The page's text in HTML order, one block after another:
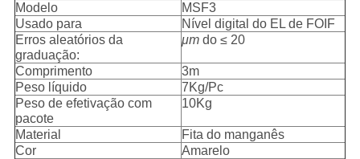
Modelo
MSF3
Usado para
Nível digital do EL de FOIF
Erros aleatórios da
graduação:
μmdo ≤ 20
Comprimento
3m
Peso líquido
7Kg/Pc
Peso de efetivação com
pacote
10Kg
Material
Fita do manganês
Cor
Amarelo